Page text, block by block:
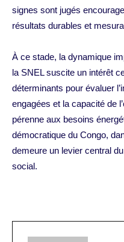
signes sont jugés
résultats durables et
À ce stade, la dynamique
la SNEL suscite un intérêt
déterminants pour évaluer
engagées et la capacité de
pérenne aux besoins
démocratique du Congo,
demeure un levier central
social.